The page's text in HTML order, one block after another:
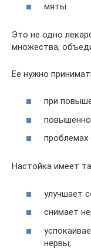
мяты.
Это не одно
множества,
Ее нужно
при
проблемах
Настойка имеет
улучшает
снимает
нервы;